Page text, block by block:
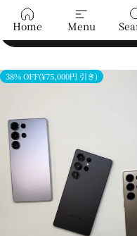
Home Menu
Galaxy S Series Ultra[
38% OFF(¥75,000円 引き)